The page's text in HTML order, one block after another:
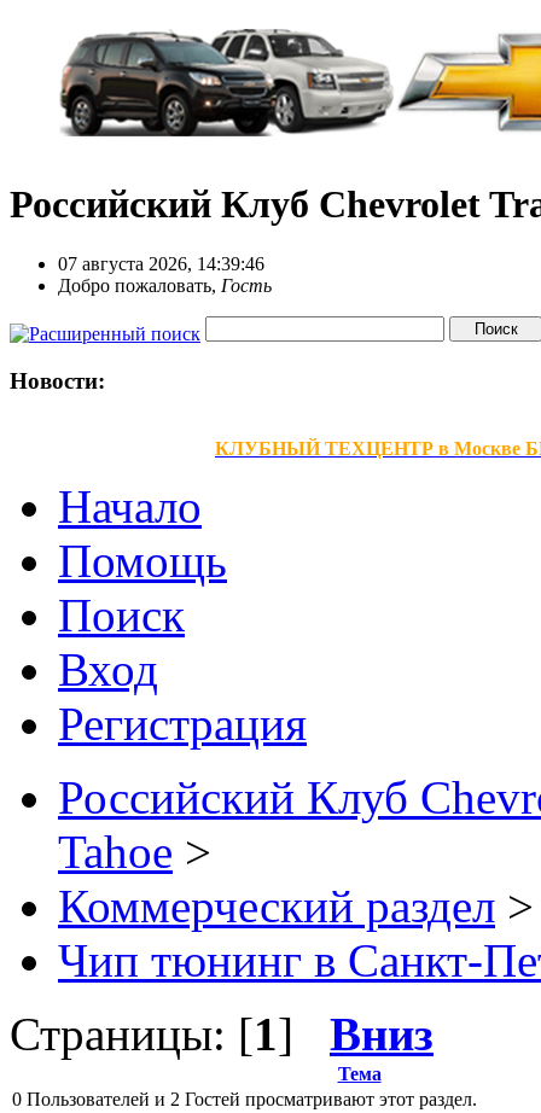
Российский Клуб Chevrolet
07 августа 2026, 14:39:46
Добро пожаловать, Гость
Новости:
КЛУБНЫЙ ТЕХЦЕНТР в Москве
Начало
Помощь
Поиск
Вход
Регистрация
Российский Клуб
Tahoe >
Коммерческий раздел >
Чип тюнинг в Санкт-
Страницы: [1] Вниз
Тема
0 Пользователей и 2 Гостей просматривают этот раздел.